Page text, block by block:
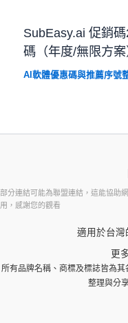
SubEasy.ai 促銷
碼（年度/無限方案
AI軟體優惠碼與推薦序號
部分連結可能為聯盟連結，這能協助
用，感謝您的觀看
適用於台灣
更
所有品牌名稱、商標及標誌皆為
整理與分